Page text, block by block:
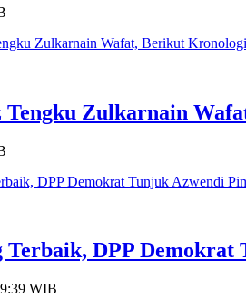
Zulkarnain
DPP
WIB